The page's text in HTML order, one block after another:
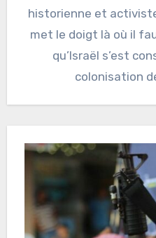
historienne et
met le doigt là où il
qu’Israël s’est
colonisation